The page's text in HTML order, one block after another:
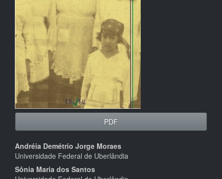
PDF
Conteúdo
do
Andréia Demétrio Jorge Moraes
Universidade Federal de Uberlândia
Sônia Maria dos Santos